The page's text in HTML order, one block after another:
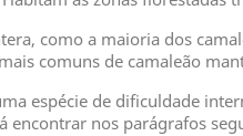
como a maioria dos
comuns de camaleão
espécie de dificuldade
encontrar nos parágrafos